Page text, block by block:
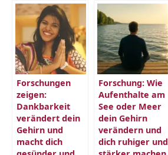
Forschungen
zeigen:
Dankbarkeit
verändert dein
Gehirn und
macht dich
Forschung: Wie
Aufenthalte am
See oder Meer
dein Gehirn
verändern und
dich ruhiger und